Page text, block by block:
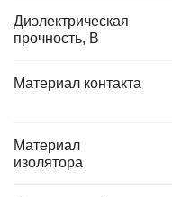
Диэлектрическая
прочность, В
Материал контакта
Материал
изолятора